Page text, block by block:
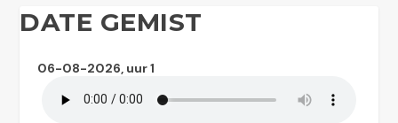
DATE GEMIST
06-08-2026, uur 1